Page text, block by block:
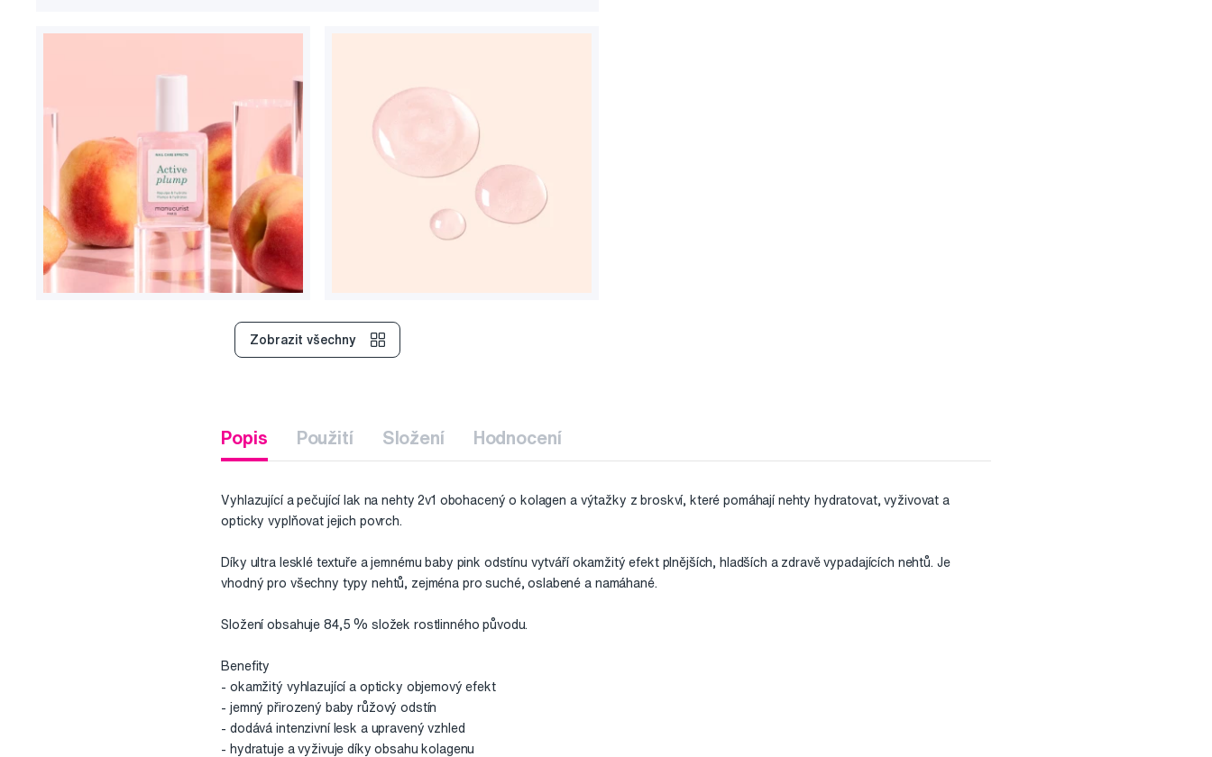
Zobrazit všechny
Popis Použití Složení Hodnocení
Vyhlazující a pečující lak na nehty 2v1 obohacený o kolagen a výtažky z broskví, které pomáhají nehty hydratovat, vyživovat a
opticky vyplňovat jejich povrch.
Díky ultra lesklé textuře a jemnému baby pink odstínu vytváří okamžitý efekt plnějších, hladších a zdravě vypadajících nehtů. Je
vhodný pro všechny typy nehtů, zejména pro suché, oslabené a namáhané.
Složení obsahuje 84,5 % složek rostlinného původu.
Benefity
- okamžitý vyhlazující a opticky objemový efekt
- jemný přirozený baby růžový odstín
- dodává intenzivní lesk a upravený vzhled
- hydratuje a vyživuje díky obsahu kolagenu